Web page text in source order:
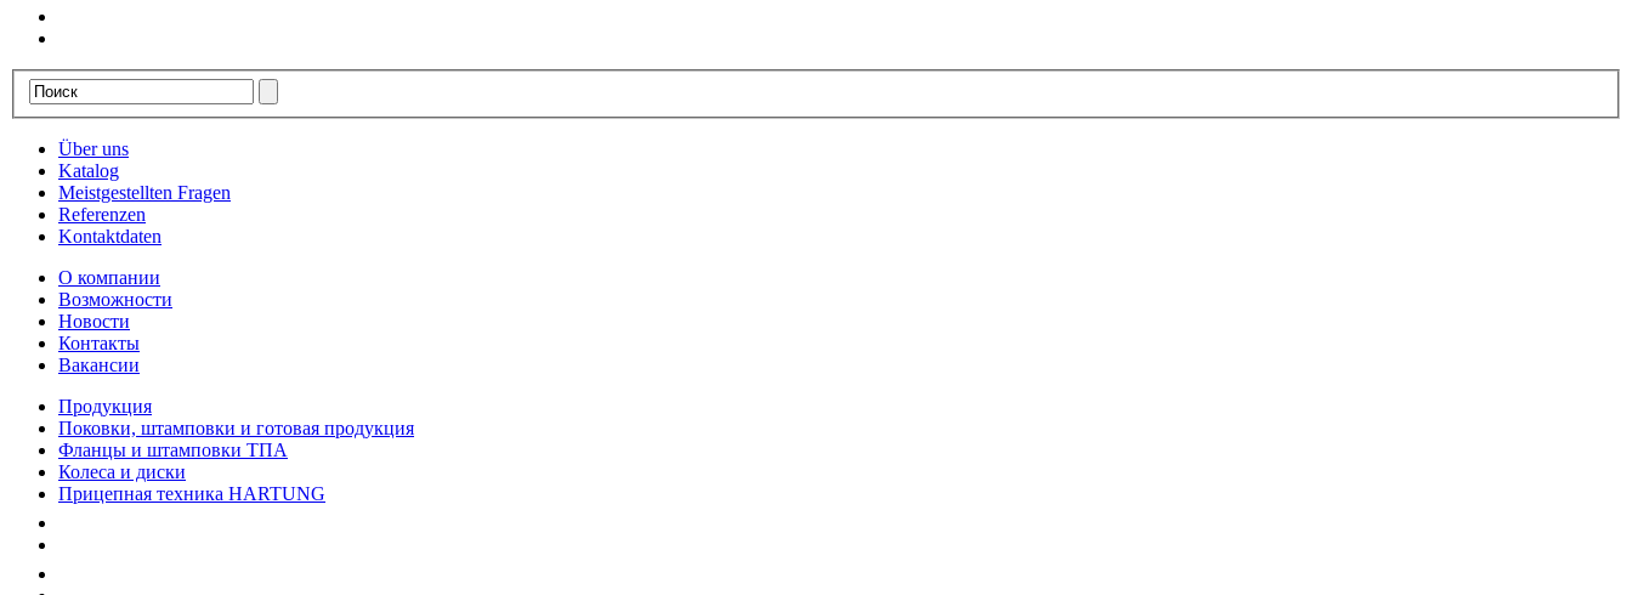
Über uns
Katalog
Meistgestellten Fragen
Referenzen
Kontaktdaten
О компании
Возможности
Новости
Контакты
Вакансии
Продукция
Поковки, штамповки и готовая продукция
Фланцы и штамповки ТПА
Колеса и диски
Прицепная техника HARTUNG